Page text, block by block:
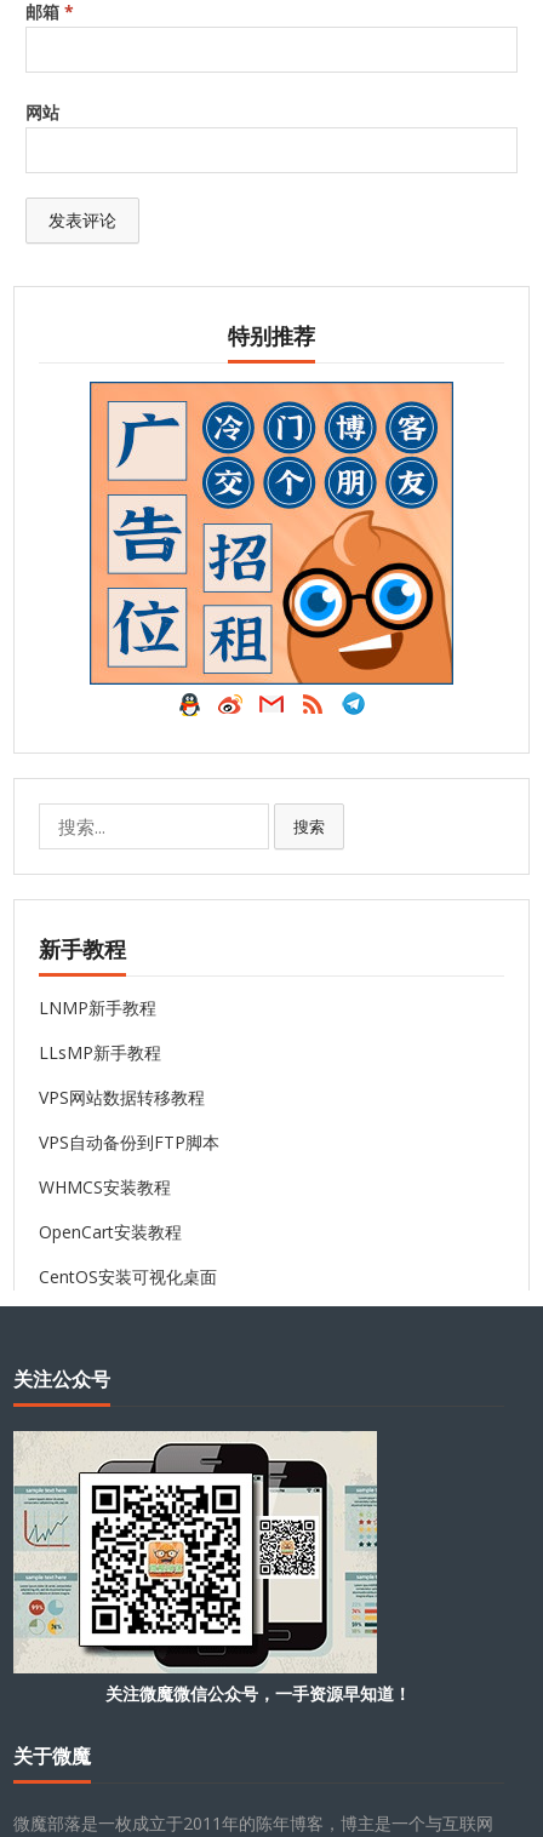
邮箱*
网站
特别推荐
搜索
新手教程
LNMP新手教程
LLsMP新手教程
VPS网站数据转移教程
VPS自动备份到FTP脚本
WHMCS安装教程
OpenCart安装教程
CentOS安装可视化桌面
关注公众号
关注微魔微信公众号，一手资源早知道！
关于微魔
微魔部落是一枚成立于2011年的陈年博客，博主是一个与互联网